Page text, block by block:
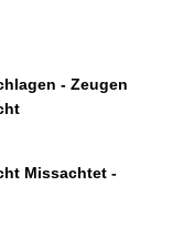
- Zeugen
Missachtet -